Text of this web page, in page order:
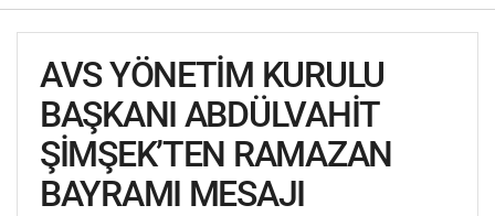
AVS YÖNETİM KURULU
BAŞKANI ABDÜLVAHİT
ŞİMŞEK’TEN RAMAZAN
BAYRAMI MESAJI